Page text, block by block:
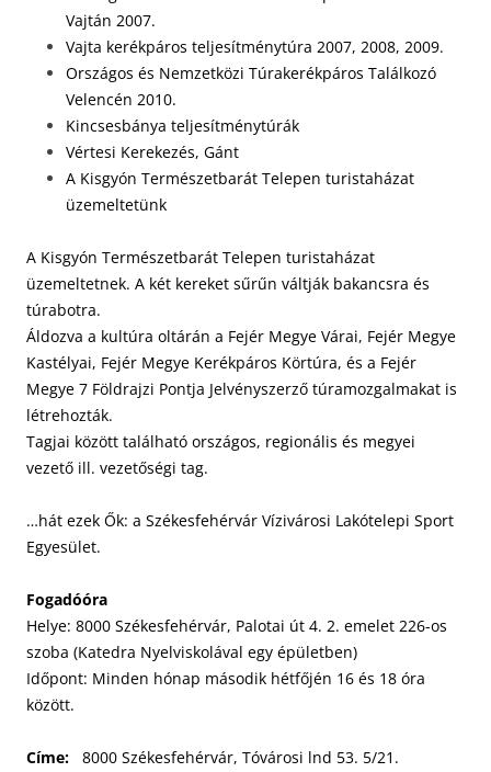
Vajtán 2007.
Vajta kerékpáros teljesítménytúra 2007, 2008, 2009.
Országos és Nemzetközi Túrakerékpáros Találkozó
Velencén 2010.
Kincsesbánya teljesítménytúrák
Vértesi Kerekezés, Gánt
A Kisgyón Természetbarát Telepen turistaházat
üzemeltetünk
A Kisgyón Természetbarát Telepen turistaházat
üzemeltetnek. A két kereket sűrűn váltják bakancsra és
túrabotra.
Áldozva a kultúra oltárán a Fejér Megye Várai, Fejér Megye
Kastélyai, Fejér Megye Kerékpáros Körtúra, és a Fejér
Megye 7 Földrajzi Pontja Jelvényszerző túramozgalmakat is
létrehozták.
Tagjai között található országos, regionális és megyei
vezető ill. vezetőségi tag.
…hát ezek Ők: a Székesfehérvár Vízivárosi Lakótelepi Sport
Egyesület.
Fogadóóra
Helye: 8000 Székesfehérvár, Palotai út 4. 2. emelet 226-os
szoba (Katedra Nyelviskolával egy épületben)
Időpont: Minden hónap második hétfőjén 16 és 18 óra
között.
Címe: 8000 Székesfehérvár, Tóvárosi lnd 53. 5/21.